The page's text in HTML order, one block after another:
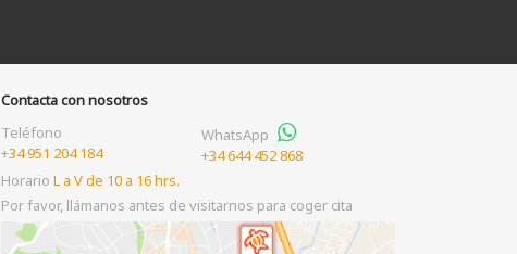
Contacta con nosotros
Teléfono
+34 951 204 184
WhatsApp
+34 644 452 868
HorarioL a V de 10 a 16 hrs.
Por favor, llámanos antes de visitarnos para coger cita